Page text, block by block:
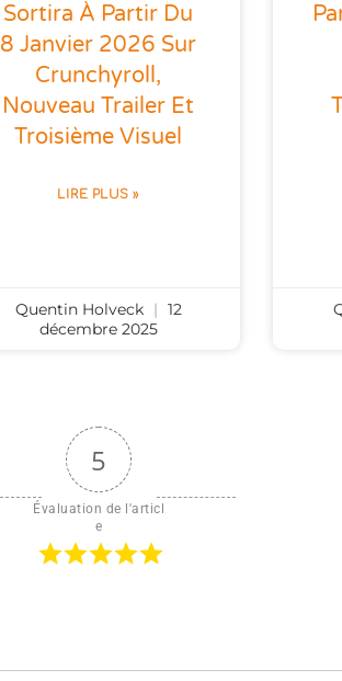
Sortira À Partir Du
8 Janvier 2026 Sur
Crunchyroll,
Nouveau Trailer Et
Troisième Visuel
LIRE PLUS »
Quentin Holveck
12
décembre 2025
5
Évaluation de l'articl
e